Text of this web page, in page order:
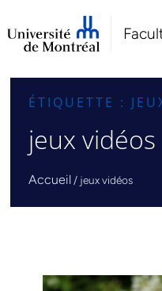
ÉTIQUETTE :
jeux vidéos
Accueil / jeux vidéos